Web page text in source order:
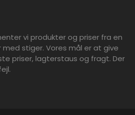
vi produkter og priser fra en
stiger. Vores mål er at give
priser, lagterstaus og fragt. Der